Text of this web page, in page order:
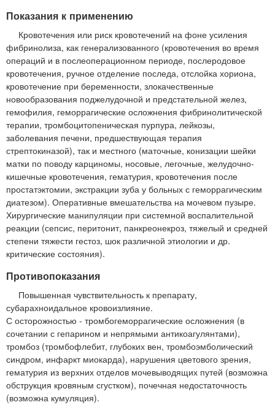
Показания к применению
Кровотечения или риск кровотечений на фоне усиления
фибринолиза, как генерализованного (кровотечения во время
операций и в послеоперационном периоде, послеродовое
кровотечения, ручное отделение последа, отслойка хориона,
кровотечение при беременности, злокачественные
новообразования поджелудочной и предстательной желез,
гемофилия, геморрагические осложнения фибринолитической
терапии, тромбоцитопеническая пурпура, лейкозы,
заболевания печени, предшествующая терапия
стрептокиназой), так и местного (маточные, конизации шейки
матки по поводу карциномы, носовые, легочные, желудочно-
кишечные кровотечения, гематурия, кровотечения после
простатэктомии, экстракции зуба у больных с геморрагическим
диатезом). Оперативные вмешательства на мочевом пузыре.
Хирургические манипуляции при системной воспалительной
реакции (сепсис, перитонит, панкреонекроз, тяжелый и средней
степени тяжести гестоз, шок различной этиологии и др.
критические состояния).
Противопоказания
Повышенная чувствительность к препарату,
субарахноидальное кровоизлияние.
С осторожностью - тромбогеморрагические осложнения (в
сочетании с гепарином и непрямыми антикоагулянтами),
тромбоз (тромбофлебит, глубоких вен, тромбоэмболический
синдром, инфаркт миокарда), нарушения цветового зрения,
гематурия из верхних отделов мочевыводящих путей (возможна
обструкция кровяным сгустком), почечная недостаточность
(возможна кумуляция).